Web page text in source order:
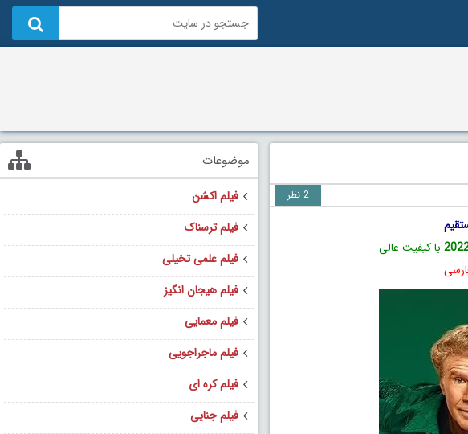
2 نظر
با کیفیت عالی
موضوعات
فیلم اکشن
فیلم ترسناک
فیلم علمی تخیلی
فیلم هیجان انگیز
فیلم معمایی
فیلم ماجراجویی
فیلم کره ای
فیلم جنایی